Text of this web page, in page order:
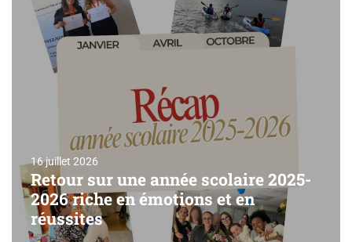
16 juillet 2026
Retour sur une année scolaire 2025-
2026 riche en émotions et en
réussites